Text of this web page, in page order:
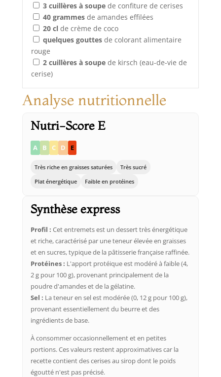
3 cuillères à soupede confiture de cerises
40 grammesde amandes effilées
20 clde crème de coco
quelques gouttesde colorant alimentaire
rouge
2 cuillères à soupede kirsch (eau-de-vie de
cerise)
Analyse nutritionnelle
Nutri-Score E
A B C D E
Très riche en graisses saturées
Très sucré
Plat énergétique
Faible en protéines
Synthèse express
Profil : Cet entremets est un dessert très énergétique
et riche, caractérisé par une teneur élevée en graisses
et en sucres, typique de la pâtisserie française raffinée.
Protéines : L'apport protéique est modéré à faible (4,
2 g pour 100 g), provenant principalement de la
poudre d'amandes et de la gélatine.
Sel : La teneur en sel est modérée (0, 12 g pour 100 g),
provenant essentiellement du beurre et des
ingrédients de base.
À consommer occasionnellement et en petites
portions. Ces valeurs restent approximatives car la
recette contient des cerises au sirop dont le poids
égoutté n'est pas précisé.